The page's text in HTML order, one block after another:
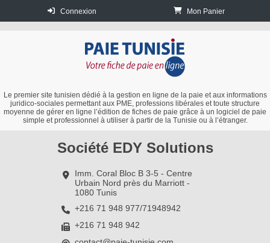
Connexion Mon Panier
Le premier site tunisien dédié à la gestion en ligne de la paie et aux informations
juridico-sociales permettant aux PME, professions libérales et toute structure
moyenne de gérer en ligne l’édition de fiches de paie grâce à un logiciel de paie
simple et professionnel à utiliser à partir de la Tunisie ou à l’étranger.
Société EDY Solutions
Imm. Coral Bloc B 3-5 - Centre
Urbain Nord près du Marriott -
1080 Tunis
+216 71 948 977/71948942
+216 71 948 942